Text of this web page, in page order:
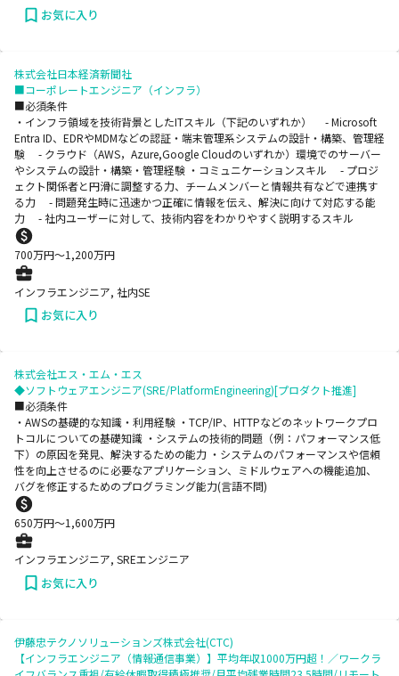
お気に入り
株式会社日本経済新聞社
■コーポレートエンジニア（インフラ）
■必須条件
・インフラ領域を技術背景としたITスキル（下記のいずれか） - Microsoft
Entra ID、EDRやMDMなどの認証・端末管理系システムの設計・構築、管理経
験 - クラウド（AWS，Azure,Google Cloudのいずれか）環境でのサーバー
やシステムの設計・構築・管理経験 ・コミュニケーションスキル - プロジ
ェクト関係者と円滑に調整する力、チームメンバーと情報共有などで連携す
る力 - 問題発生時に迅速かつ正確に情報を伝え、解決に向けて対応する能
力 - 社内ユーザーに対して、技術内容をわかりやすく説明するスキル
700万円〜1,200万円
インフラエンジニア, 社内SE
お気に入り
株式会社エス・エム・エス
◆ソフトウェアエンジニア(SRE/PlatformEngineering)[プロダクト推進]
■必須条件
・AWSの基礎的な知識・利用経験 ・TCP/IP、HTTPなどのネットワークプロ
トコルについての基礎知識 ・システムの技術的問題（例：パフォーマンス低
下）の原因を発見、解決するための能力 ・システムのパフォーマンスや信頼
性を向上させるのに必要なアプリケーション、ミドルウェアへの機能追加、
バグを修正するためのプログラミング能力(言語不問)
650万円〜1,600万円
インフラエンジニア, SREエンジニア
お気に入り
伊藤忠テクノソリューションズ株式会社(CTC)
【インフラエンジニア（情報通信事業）】平均年収1000万円超！／ワークラ